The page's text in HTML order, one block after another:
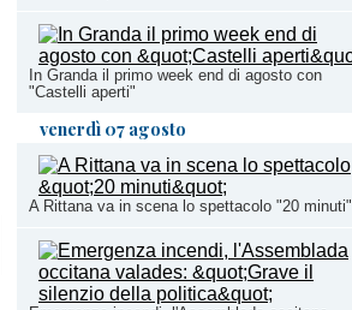
In Granda il primo week end di agosto con
"Castelli aperti"
venerdì 07 agosto
A Rittana va in scena lo spettacolo "20 minuti"